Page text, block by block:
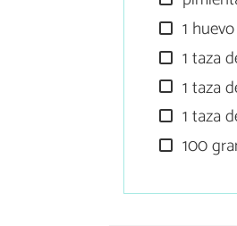
1 huevo
1 taza
1 taza
1 taza
100